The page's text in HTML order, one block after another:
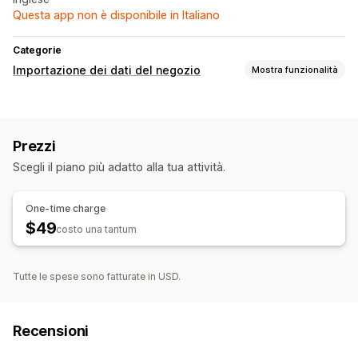
Questa app non è disponibile in Italiano
Categorie
Importazione dei dati del negozio Mostra funzionalità
Sincronizzazione dei prezzi
Sincronizzazione bidirezionale
Migrazione dei dati
Collezioni
Prezzi
Scegli il piano più adatto alla tua attività.
One-time charge
$49costo una tantum
Tutte le spese sono fatturate in USD.
Recensioni